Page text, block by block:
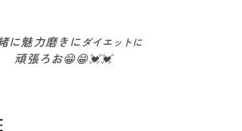
に魅力磨きにダイエットに
頑張ろお😁😁💓💓